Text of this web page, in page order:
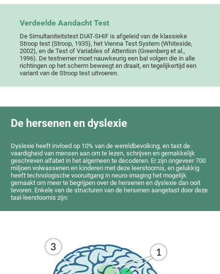
Verdeelde Aandacht Test
De Simultaniteitstest DIAT-SHIF is afgeleid van de klassieke
Stroop test (Stroop, 1935), het Vienna Test System (Whiteside,
2002), en de Test of Variables of Attention (Greenberg et al.,
1996). De testnemer moet nauwkeurig een bal volgen die in alle
richtingen op het scherm beweegt en draait, en tegelijkertijd een
variant van de Stroop test uitvoeren.
De hersenen en dyslexie
Dyslexie heeft invloed op 10% van de wereldbevolking, en tast de
vaardigheid van mensen aan om te lezen, schrijven en gemakkelijk
geschreven alfabet in het algemeen te decoderen. Er zijn ongeveer 700
miljoen volwassenen en kinderen met deze leerstoornis, en gelukkig
heeft technologische vooruitgang in neuro-imaging het mogelijk
gemaakt om meer te begrijpen over de hersenen en dyslexie dan ooit
tevoren. Enkele van de structuren van de hersenen aangetast door deze
taal-leerstoornis zijn: